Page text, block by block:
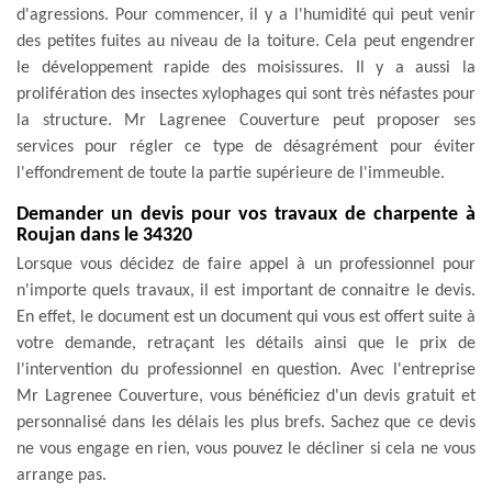
d'agressions. Pour commencer, il y a l'humidité qui peut venir
des petites fuites au niveau de la toiture. Cela peut engendrer
le développement rapide des moisissures. Il y a aussi la
prolifération des insectes xylophages qui sont très néfastes pour
la structure. Mr Lagrenee Couverture peut proposer ses
services pour régler ce type de désagrément pour éviter
l'effondrement de toute la partie supérieure de l'immeuble.
Demander un devis pour vos travaux de charpente à
Roujan dans le 34320
Lorsque vous décidez de faire appel à un professionnel pour
n'importe quels travaux, il est important de connaitre le devis.
En effet, le document est un document qui vous est offert suite à
votre demande, retraçant les détails ainsi que le prix de
l'intervention du professionnel en question. Avec l'entreprise
Mr Lagrenee Couverture, vous bénéficiez d'un devis gratuit et
personnalisé dans les délais les plus brefs. Sachez que ce devis
ne vous engage en rien, vous pouvez le décliner si cela ne vous
arrange pas.